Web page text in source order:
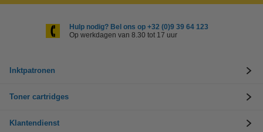
Hulp nodig? Bel ons op +32 (0)9 39 64 123
Op werkdagen van 8.30 tot 17 uur
Inktpatronen
Toner cartridges
Klantendienst